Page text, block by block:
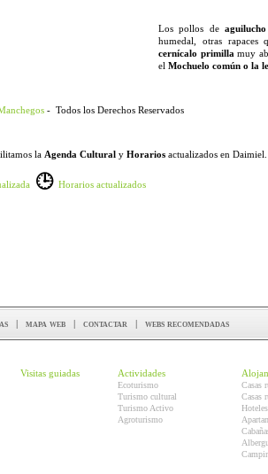
Los pollos de
humedal, otras rapaces
cernícalo primilla muy
el Mochuelo común o la
- Todos los Derechos Reservados
la Agenda Cultural y Horarios actualizados en Daimiel.
🕒 Horarios actualizados
| mapa web | contactar | webs recomendadas
Visitas guiadas Actividades
Ecoturismo
Turismo cultural
Turismo Activo
Agroturismo
Casas
Casas
Hoteles